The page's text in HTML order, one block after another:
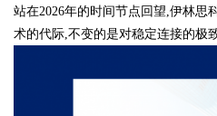
站在2026年的时间节点回望,伊林思
术的代际,不变的是对稳定连接的极